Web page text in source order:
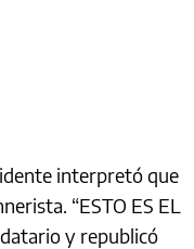
interpretó que
“ESTO ES EL
y republicó